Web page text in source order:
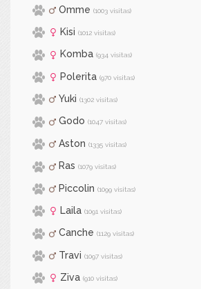
Omme (1003 visitas)
Kisi (1012 visitas)
Komba (934 visitas)
Polerita (970 visitas)
Yuki (1302 visitas)
Godo (1047 visitas)
Aston (1335 visitas)
Ras (1079 visitas)
Piccolin (1099 visitas)
Laila (1091 visitas)
Canche (1129 visitas)
Travi (1097 visitas)
Ziva (910 visitas)